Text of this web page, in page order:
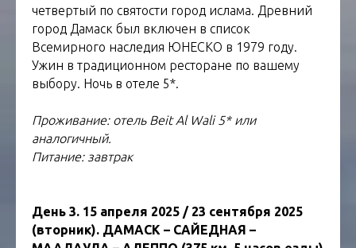
четвертый по святости город ислама. Древний
город Дамаск был включен в список
Всемирного наследия ЮНЕСКО в 1979 году.
Ужин в традиционном ресторане по вашему
выбору. Ночь в отеле 5*.
Проживание: отель Beit Al Wali 5* или
аналогичный.
Питание: завтрак
День 3. 15 апреля 2025 / 23 сентября 2025
(вторник). ДАМАСК – САЙЕДНАЯ –